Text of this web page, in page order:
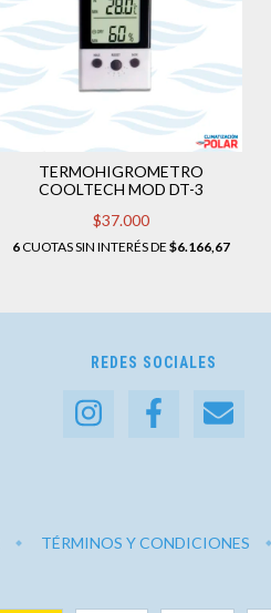
TERMOHIGROMETRO
COOLTECH MOD DT-3
$37.000
6CUOTAS SIN INTERÉS DE $6.166,67
REDES SOCIALES
TÉRMINOS Y CONDICIONES